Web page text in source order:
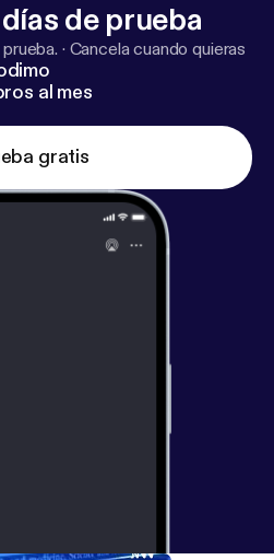
de prueba
· Cancela cuando quieras
al mes
gratis